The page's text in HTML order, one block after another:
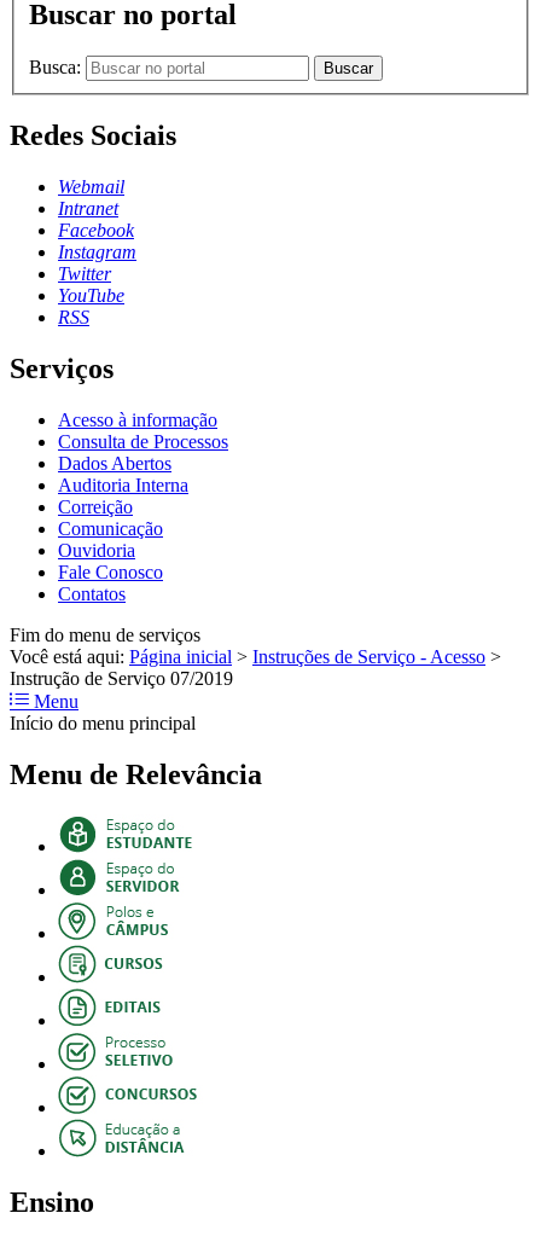
Buscar no portal
Busca: Buscar
Redes Sociais
Webmail
Intranet
Facebook
Instagram
Twitter
YouTube
RSS
Serviços
Acesso à informação
Consulta de Processos
Dados Abertos
Auditoria Interna
Correição
Comunicação
Ouvidoria
Fale Conosco
Contatos
Fim do menu de serviços
Você está aqui: Página inicial > Instruções de Serviço - Acesso >
Instrução de Serviço 07/2019
Menu
Início do menu principal
Menu de Relevância
Ensino